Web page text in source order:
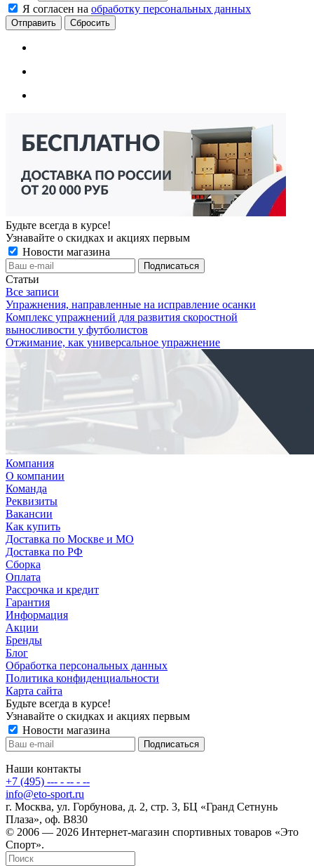
Я согласен на обработку персональных данных
Сбросить
Будьте всегда в курсе!
Узнавайте о скидках и акциях первым
Новости магазина
Статьи
Все записи
Упражнения, направленные на исправление осанки
Комплекс упражнений для развития скоростной
выносливости у футболистов
Отжимание, как универсальное упражнение
Компания
О компании
Команда
Реквизиты
Вакансии
Как купить
Доставка по Москве и МО
Доставка по РФ
Сборка
Оплата
Рассрочка и кредит
Гарантия
Информация
Акции
Бренды
Блог
Обработка персональных данных
Политика конфиденциальности
Карта сайта
Будьте всегда в курсе!
Узнавайте о скидках и акциях первым
Новости магазина
Наши контакты
+7 (495) --- - -- - --
info@eto-sport.ru
г. Москва, ул. Горбунова, д. 2, стр. 3, БЦ «Гранд Сетнунь
Плаза», оф. В830
© 2006 — 2026 Интернет-магазин спортивных товаров «Это
Спорт».